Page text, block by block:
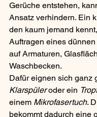
Gerüche entstehen,
Ansatz verhindern. Ein
den kaum jemand
Auftragen eines
auf Armaturen,
Waschbecken.
Dafür eignen sich ganz
Klarspüler oder ein
einem Mikrofasertuch.
bekommt dadurch eine